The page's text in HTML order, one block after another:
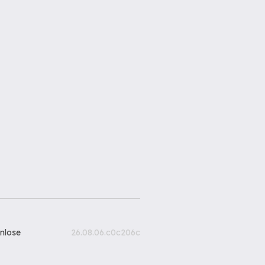
26.08.06.c0c206c